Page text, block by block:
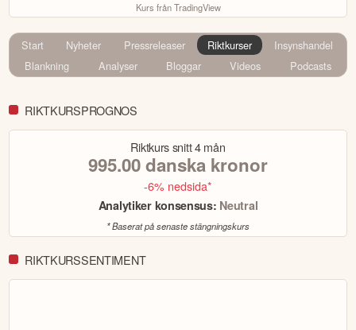
Kurs från TradingView
Start Nyheter Pressreleaser Riktkurser
Insynshandel
Blankning
Analyser Bloggar Videos Podcasts
RIKTKURSPROGNOS
Riktkurs snitt4 mån
995.00danska kronor
-6% nedsida*
Analytiker konsensus: Neutral
* Baserat på senaste stängningskurs
RIKTKURSSENTIMENT